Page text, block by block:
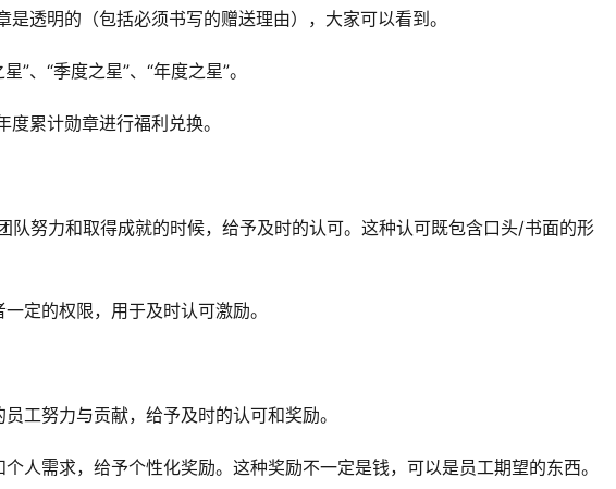
透明的（包括必须书写的赠送理由），大家可以看到。
、“季度之星”、“年度之星”。
累计勋章进行福利兑换。
队努力和取得成就的时候，给予及时的认可。这种认可既包含口头/书面的形
定的权限，用于及时认可激励。
工努力与贡献，给予及时的认可和奖励。
人需求，给予个性化奖励。这种奖励不一定是钱，可以是员工期望的东西。